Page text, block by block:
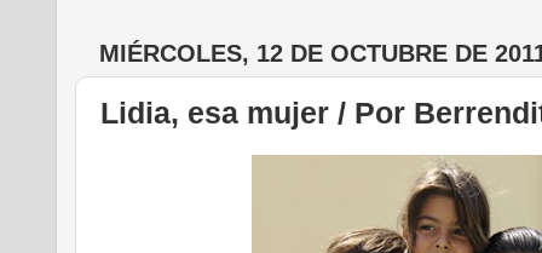
MIÉRCOLES, 12 DE OCTUBRE DE
Lidia, esa mujer / Por